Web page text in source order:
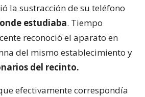
la sustracción de su teléfono
estudiaba. Tiempo
reconoció el aparato en
del mismo establecimiento y
del recinto.
efectivamente correspondía